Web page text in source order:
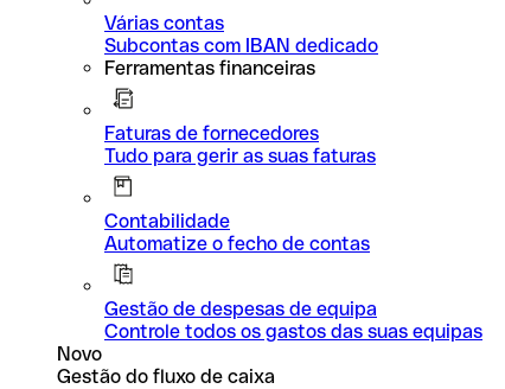
Várias contas
Subcontas com IBAN dedicado
Ferramentas financeiras
Faturas de fornecedores
Tudo para gerir as suas faturas
Contabilidade
Automatize o fecho de contas
Gestão de despesas de equipa
Controle todos os gastos das suas equipas
Novo
Gestão do fluxo de caixa